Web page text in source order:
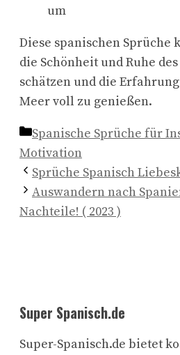
um
Diese spanischen Sprüche
die Schönheit und Ruhe
schätzen und die
Meer voll zu genießen.
Kategorien
Spanische Sprüche für
Motivation
Sprüche Spanisch
Auswandern nach
Nachteile! ( 2023 )
Super Spanisch.de
Super-Spanisch.de bietet